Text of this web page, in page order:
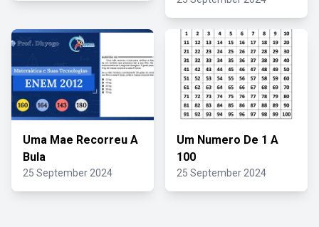
Uma Mae Recorreu A
Bula
25 September 2024
Um Numero De 1 A
100
25 September 2024